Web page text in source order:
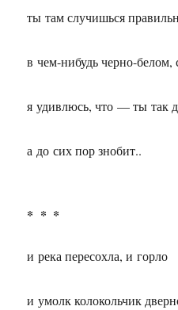
ты там случишься
в чем-нибудь черно-белом,
я удивлюсь, что — ты так
а до сих пор знобит..
* * *
и река пересохла, и горло
и умолк колокольчик